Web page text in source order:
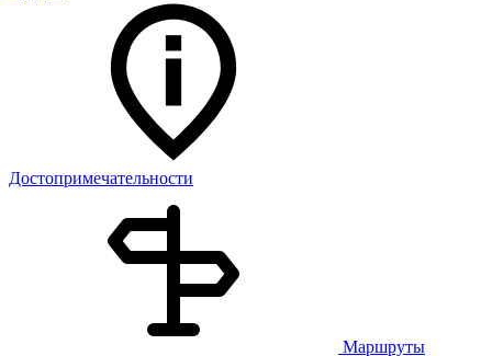
Достопримечательности
Маршруты